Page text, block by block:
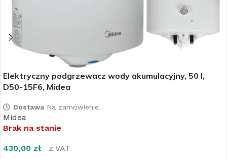
Elektryczny podgrzewacz wody akumulacyjny, 50 l,
D50-15F6, Midea
Dostawa Na zamówienie.
Midea
Brak na stanie
430,00 zł z VAT